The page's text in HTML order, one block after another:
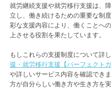
就労継続支援や就労移行支援は、
立し、働き続けるための重要な制
彩な支援内容により、働くことへ
上させる役割を果たしています。
もしこれらの支援制度について詳
援・就労移行支援【パーフェクトガ
や詳しいサービス内容を確認でき
方が自分らしい働き方や生き方を